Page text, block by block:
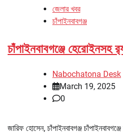
জেলার খবর
চাঁপাইনবাবগঞ্জ
চাঁপাইনবাবগঞ্জে হেরোইনসহ
Nabochatona Desk
March 19, 2025
0
জারিফ হোসেন, চাঁপাইনবাবগঞ্জ